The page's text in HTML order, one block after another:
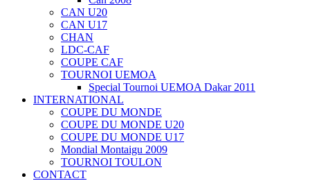
CAN U20
CAN U17
CHAN
LDC-CAF
COUPE CAF
TOURNOI UEMOA
Special Tournoi UEMOA Dakar 2011
INTERNATIONAL
COUPE DU MONDE
COUPE DU MONDE U20
COUPE DU MONDE U17
Mondial Montaigu 2009
TOURNOI TOULON
CONTACT